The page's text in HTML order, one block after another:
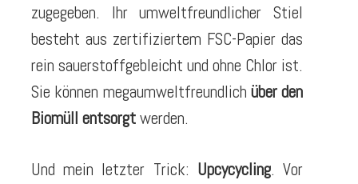
zugegeben. Ihr umweltfreundlicher Stiel
besteht aus zertifiziertem FSC-Papier das
rein sauerstoffgebleicht und ohne Chlor ist.
Sie können megaumweltfreundlich über den
Biomüll entsorgtwerden.
Und mein letzter Trick: Upcycycling. Vor